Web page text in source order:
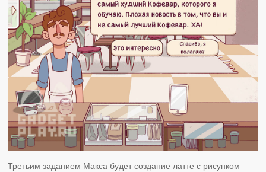
Третьим заданием Макса будет создание латте с рисунком